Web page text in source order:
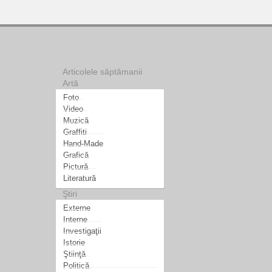
Articolele săptămanii
Artă
Foto
Video
Muzică
Graffiti
Hand-Made
Grafică
Pictură
Literatură
Ştiri
Externe
Interne
Investigaţii
Istorie
Ştiinţă
Politică